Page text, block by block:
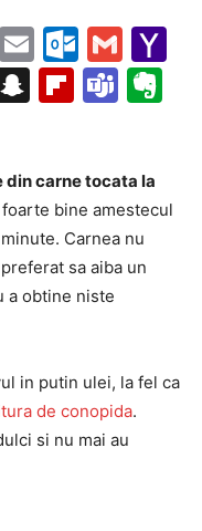
Skype
Email
Snapchat
carne tocata la
bine amestecul
Carnea nu
sa aiba un
a obtine niste
in putin ulei, la fel ca
de conopida.
si nu mai au